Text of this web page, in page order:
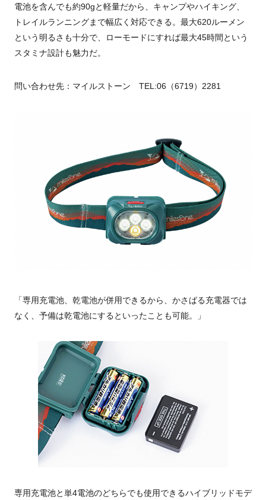
電池を含んでも約90gと軽量だから、キャンプやハイキング、
トレイルランニングまで幅広く対応できる。最大620ルーメン
という明るさも十分で、ローモードにすれば最大45時間という
スタミナ設計も魅力だ。
問い合わせ先：マイルストーン TEL:06（6719）2281
「専用充電池、乾電池が併用できるから、かさばる充電器では
なく、予備は乾電池にするといったことも可能。」
専用充電池と単4電池のどちらでも使用できるハイブリッドモデ